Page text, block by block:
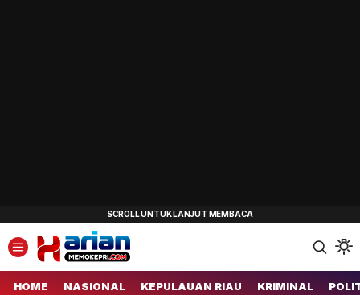
HOME NASIONAL KEPULAUAN RIAU KRIMINAL